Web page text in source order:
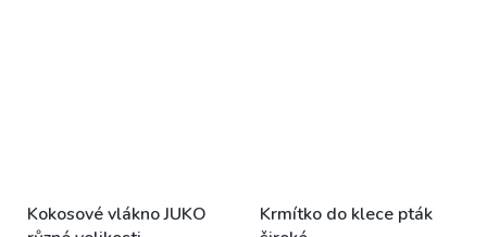
Kokosové vlákno JUKO
Krmítko do klece pták